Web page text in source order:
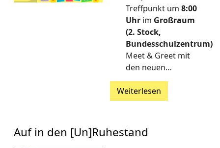
Treffpunkt um 8:00
Uhr im Großraum
(2. Stock,
Bundesschulzentrum)
Meet & Greet mit
den neuen…
Weiterlesen
Auf in den [Un]Ruhestand